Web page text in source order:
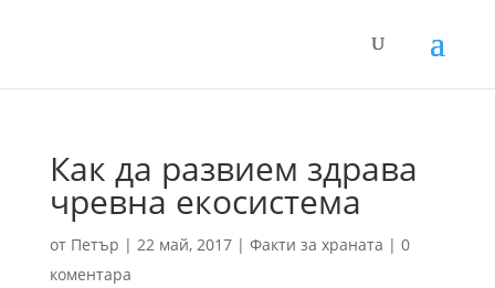
Как да развием здрава
чревна екосистема
от Петър | 22 май, 2017| Факти за храната | 0
коментара